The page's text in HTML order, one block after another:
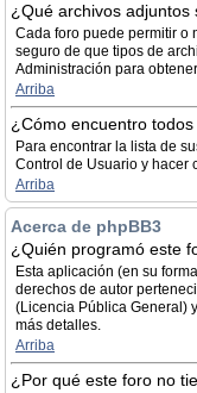
¿Qué archivos
Cada foro puede permitir o
seguro de que tipos de
Administración para
Arriba
¿Cómo encuentro
Para encontrar la lista de
Control de Usuario y hacer
Arriba
Acerca de phpBB3
¿Quién programó este
Esta aplicación (en su
derechos de autor
(Licencia Pública General)
más detalles.
Arriba
¿Por qué este foro no